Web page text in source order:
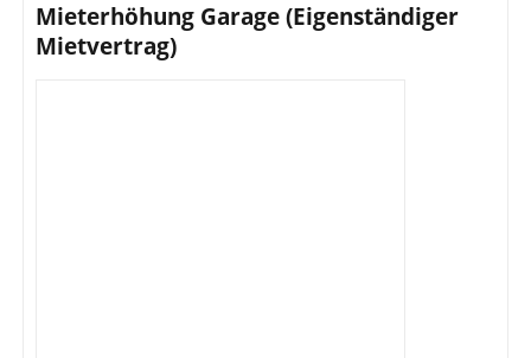
Mieterhöhung Garage (Eigenständiger
Mietvertrag)